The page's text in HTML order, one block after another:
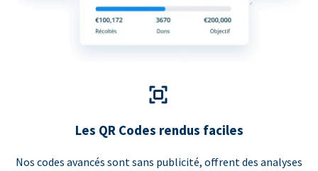
Les QR Codes rendus faciles
Nos codes avancés sont sans publicité, offrent des analyses